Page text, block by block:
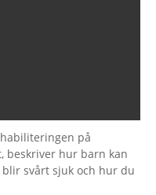
på
beskriver hur barn kan
svårt sjuk och hur du